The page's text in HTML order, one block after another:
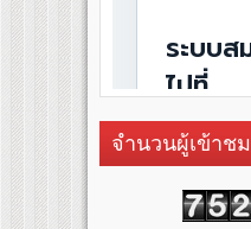
จำนวนผู้เข้าชม